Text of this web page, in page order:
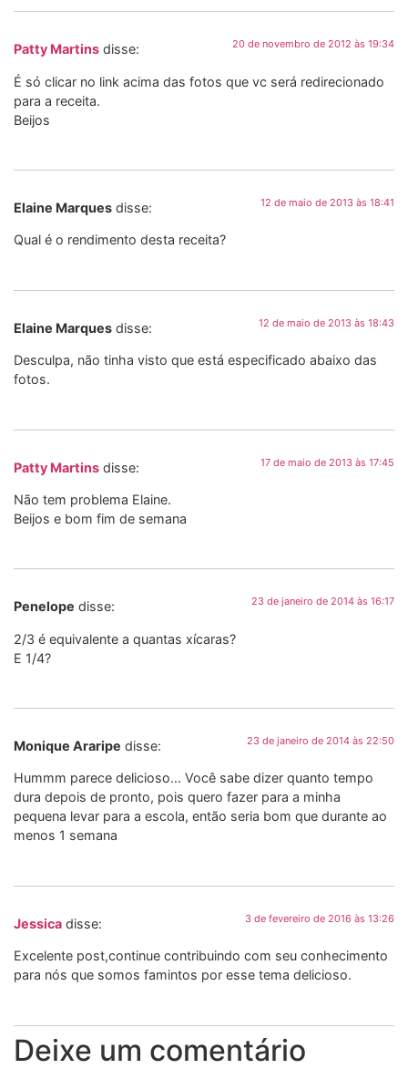
Patty Martins disse: 20 de novembro de 2012 às 19:34
É só clicar no link acima das fotos que vc será redirecionado
para a receita.
Beijos
Elaine Marques disse: 12 de maio de 2013 às 18:41
Qual é o rendimento desta receita?
Elaine Marques disse: 12 de maio de 2013 às 18:43
Desculpa, não tinha visto que está especificado abaixo das
fotos.
Patty Martins disse: 17 de maio de 2013 às 17:45
Não tem problema Elaine.
Beijos e bom fim de semana
Penelope disse: 23 de janeiro de 2014 às 16:17
2/3 é equivalente a quantas xícaras?
E 1/4?
Monique Araripe disse: 23 de janeiro de 2014 às 22:50
Hummm parece delicioso… Você sabe dizer quanto tempo
dura depois de pronto, pois quero fazer para a minha
pequena levar para a escola, então seria bom que durante ao
menos 1 semana
Jessica disse: 3 de fevereiro de 2016 às 13:26
Excelente post,continue contribuindo com seu conhecimento
para nós que somos famintos por esse tema delicioso.
Deixe um comentário